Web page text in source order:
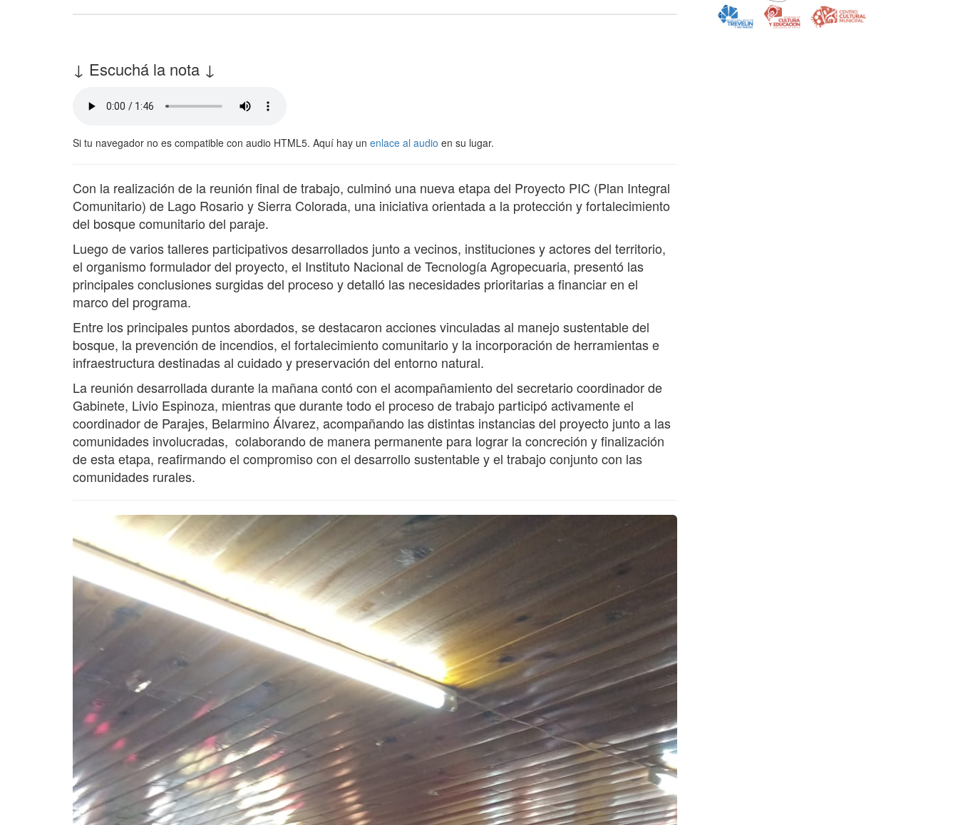
↓ Escuchá la nota ↓
Si tu navegador no es compatible con audio HTML5. Aquí hay un enlace al audio en su lugar.
Con la realización de la reunión final de trabajo, culminó una nueva etapa del Proyecto PIC (Plan Integral
Comunitario) de Lago Rosario y Sierra Colorada, una iniciativa orientada a la protección y fortalecimiento
del bosque comunitario del paraje.
Luego de varios talleres participativos desarrollados junto a vecinos, instituciones y actores del territorio,
el organismo formulador del proyecto, el Instituto Nacional de Tecnología Agropecuaria, presentó las
principales conclusiones surgidas del proceso y detalló las necesidades prioritarias a financiar en el
marco del programa.
Entre los principales puntos abordados, se destacaron acciones vinculadas al manejo sustentable del
bosque, la prevención de incendios, el fortalecimiento comunitario y la incorporación de herramientas e
infraestructura destinadas al cuidado y preservación del entorno natural.
La reunión desarrollada durante la mañana contó con el acompañamiento del secretario coordinador de
Gabinete, Livio Espinoza, mientras que durante todo el proceso de trabajo participó activamente el
coordinador de Parajes, Belarmino Álvarez, acompañando las distintas instancias del proyecto junto a las
comunidades involucradas, colaborando de manera permanente para lograr la concreción y finalización
de esta etapa, reafirmando el compromiso con el desarrollo sustentable y el trabajo conjunto con las
comunidades rurales.